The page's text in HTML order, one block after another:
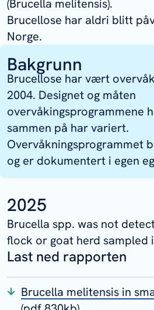
(Brucella melitensis).
Brucellose har aldri blitt
Norge.
Bakgrunn
Brucellose har vært
2004. Designet og måten
overvåkingsprogrammene
sammen på har variert.
Overvåkningsprogrammet
og er dokumentert i egen
2025
Brucella spp. was not
flock or goat herd sampled
Last ned rapporten
Brucella melitensis in